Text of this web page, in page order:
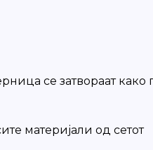
се затвораат како
материјали од сетот